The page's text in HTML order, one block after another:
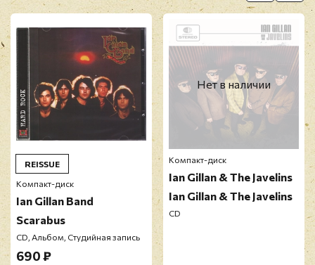
Перед публикацией отзывы проходят
модерацию
REISSUE
Компакт-диск
Ian Gillan Band
Scarabus
CD, Альбом, Студийная запись
690 ₽
Нет в наличии
Компакт-диск
Ian Gillan & The Javelins
Ian Gillan & The Javelins
CD